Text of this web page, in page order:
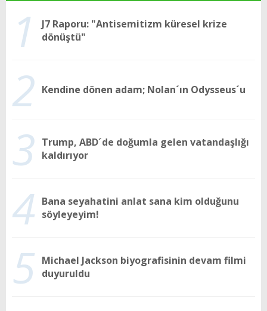
1
J7 Raporu: "Antisemitizm küresel krize
dönüştü"
2 Kendine dönen adam; Nolan´ın Odysseus´u
3 Trump, ABD´de doğumla gelen vatandaşlığı
kaldırıyor
4 Bana seyahatini anlat sana kim olduğunu
söyleyeyim!
5 Michael Jackson biyografisinin devam filmi
duyuruldu